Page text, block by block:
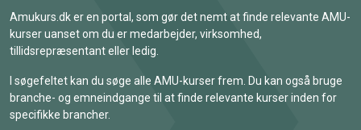
Amukurs.dk er en portal, som gør det nemt at finde relevante AMU-
kurser uanset om du er medarbejder, virksomhed,
tillidsrepræsentant eller ledig.
I søgefeltet kan du søge alle AMU-kurser frem. Du kan også bruge
branche- og emneindgange til at finde relevante kurser inden for
specifikke brancher.